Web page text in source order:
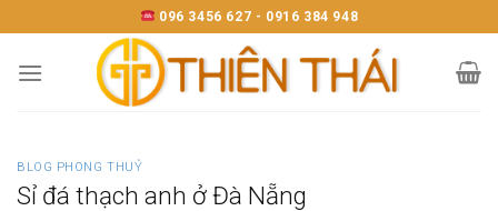
to
content
096 3456 627 - 0916 384 948
BLOG PHONG THUỶ
Sỉ đá thạch anh ở Đà Nẵng